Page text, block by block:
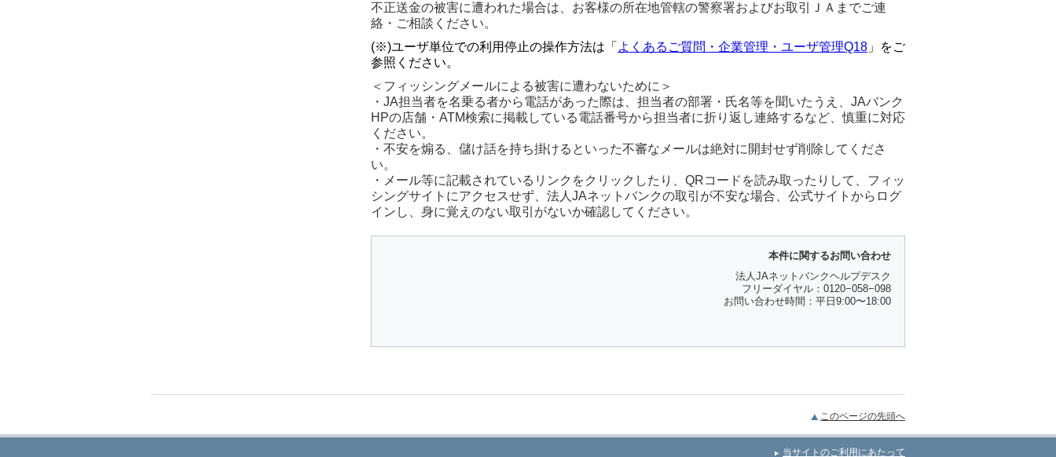
不正送金の被害に遭われた場合は、お客様の所在地管轄の警察署およびお取引ＪＡまでご連
絡・ご相談ください。
(※)ユーザ単位での利用停止の操作方法は「 よくあるご質問・企業管理・ユーザ管理Q18 」をご
参照ください。
＜フィッシングメールによる被害に遭わないために＞
・JA担当者を名乗る者から電話があった際は、担当者の部署・氏名等を聞いたうえ、JAバンク
HPの店舗・ATM検索に掲載している電話番号から担当者に折り返し連絡するなど、慎重に対応
ください。
・不安を煽る、儲け話を持ち掛けるといった不審なメールは絶対に開封せず削除してくださ
い。
・メール等に記載されているリンクをクリックしたり、QRコードを読み取ったりして、フィッ
シングサイトにアクセスせず、法人JAネットバンクの取引が不安な場合、公式サイトからログ
インし、身に覚えのない取引がないか確認してください。
本件に関するお問い合わせ
法人JAネットバンクヘルプデスク
フリーダイヤル：0120−058−098
お問い合わせ時間：平日9:00〜18:00
このページの先頭へ
当サイトのご利用にあたって